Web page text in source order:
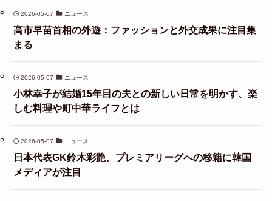
2026-05-07 ニュース
高市早苗首相の外遊：ファッションと外交成果に注目集
まる
2026-05-07 ニュース
小林幸子が結婚15年目の夫との新しい日常を明かす、楽
しむ料理や町中華ライフとは
2026-05-07 ニュース
日本代表GK鈴木彩艶、プレミアリーグへの移籍に韓国
メディアが注目